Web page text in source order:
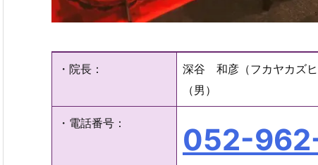
・院長：
深谷 和彦（フカヤカズヒ
（男）
・電話番号： 052-